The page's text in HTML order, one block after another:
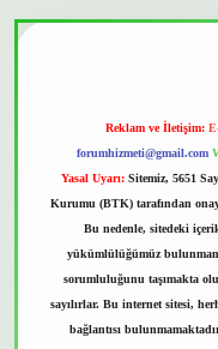
Reklam ve İletişim:
forumhizmeti@gmail.com
Yasal Uyarı: Sitemiz, 5651
Kurumu (BTK) tarafından
Bu nedenle, sitedeki
yükümlülüğümüz
sorumluluğunu taşımakta
sayılırlar. Bu internet sitesi,
bağlantısı